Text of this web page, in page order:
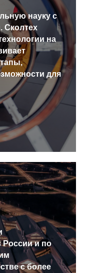
науку с
Сколтех
на
для
и по
с более